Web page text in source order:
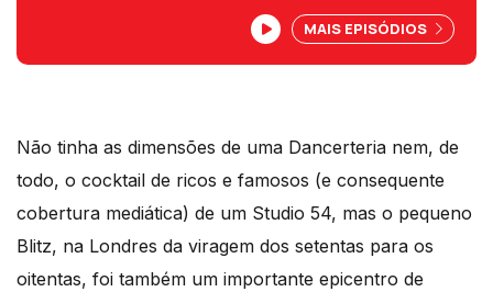
anos 80: os new romantics. Neste
episódio evocamos canções que ali
eram então tocadas pelo DJ Rusty Egan.
MAIS EPISÓDIOS
Não tinha as dimensões de uma Dancerteria nem, de
todo, o cocktail de ricos e famosos (e consequente
cobertura mediática) de um Studio 54, mas o pequeno
Blitz, na Londres da viragem dos setentas para os
oitentas, foi também um importante epicentro de